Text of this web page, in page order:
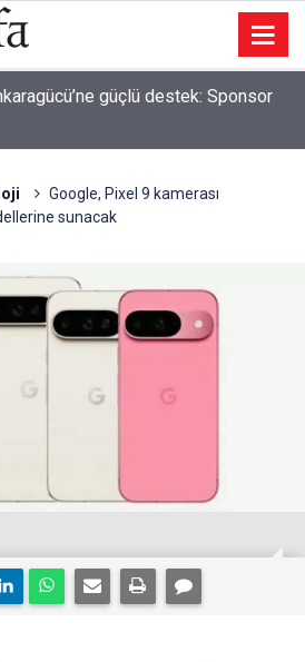
güçlü destek: Sponsor
Google, Pixel 9 kamerası
sunacak